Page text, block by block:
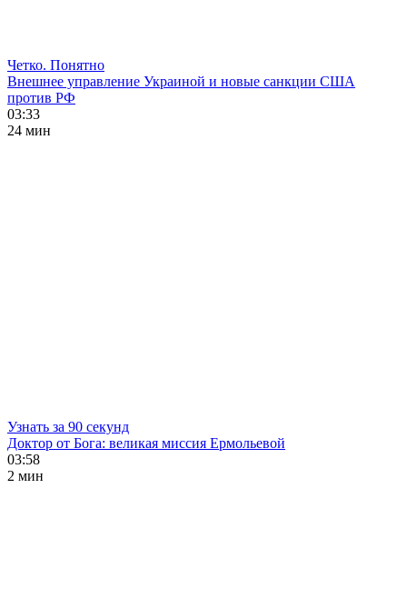
Четко. Понятно
Внешнее управление Украиной и новые санкции США
против РФ
03:33
24 мин
Узнать за 90 секунд
Доктор от Бога: великая миссия Ермольевой
03:58
2 мин